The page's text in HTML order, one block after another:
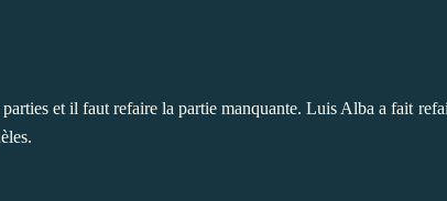
et il faut refaire la partie manquante. Luis Alba a fait